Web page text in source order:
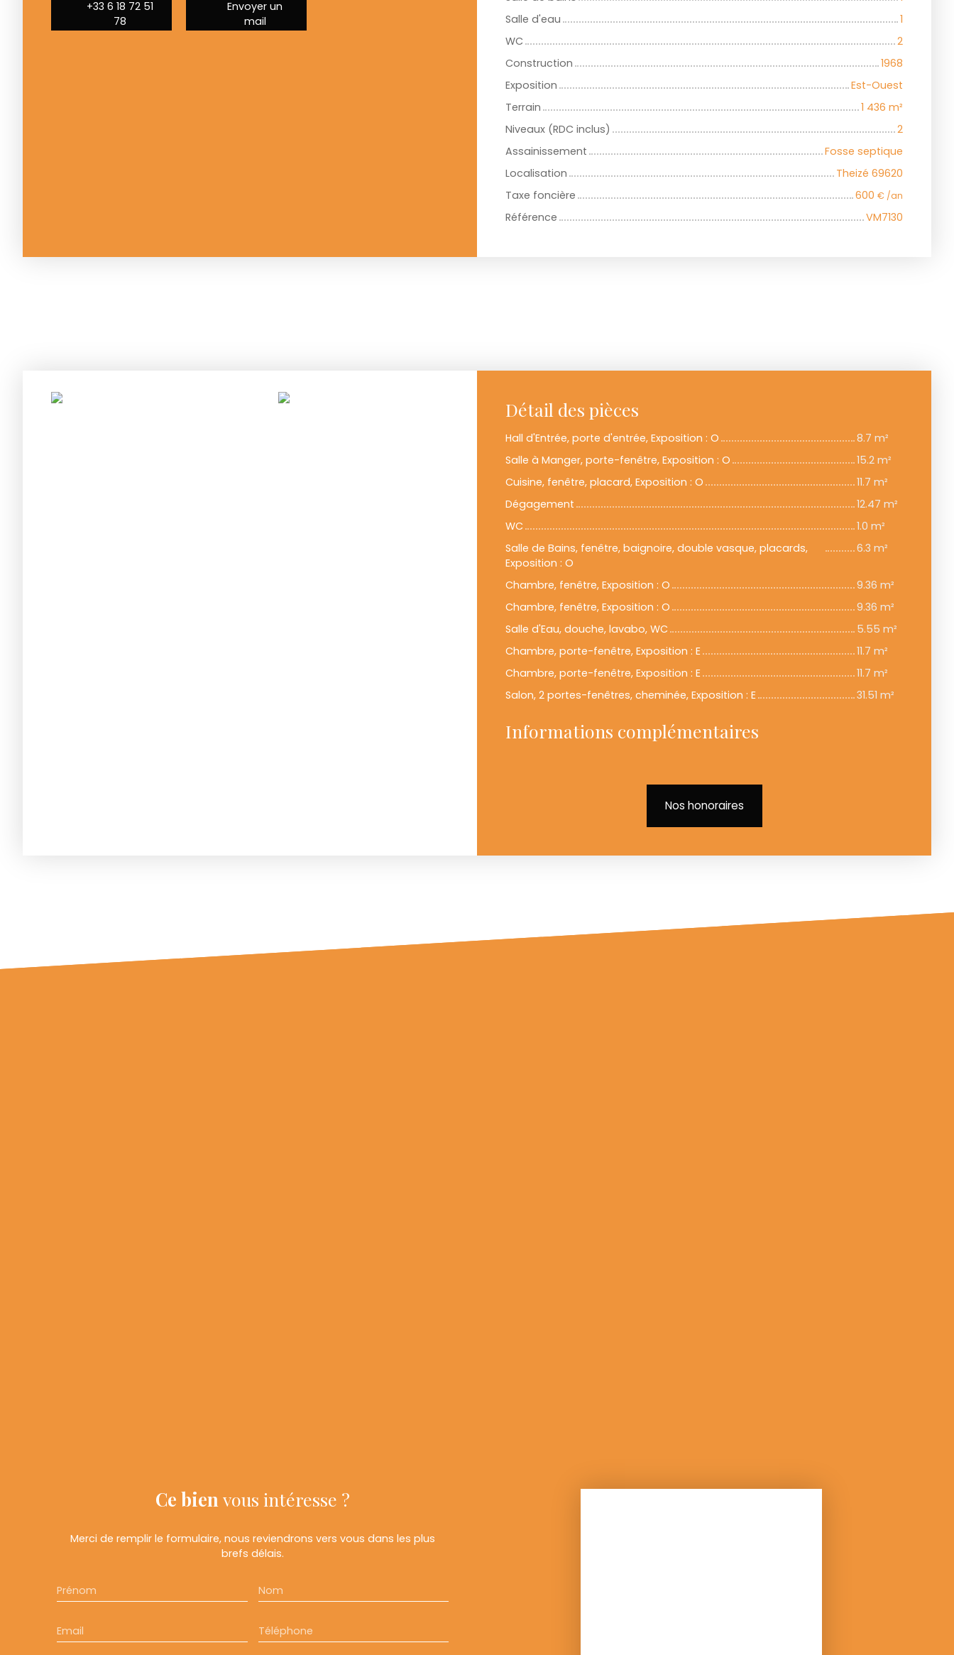
+33 6 18 72 51
78
Envoyer un
mail
Salle d'eau
1
WC
2
Construction
1968
Exposition
Est-Ouest
Terrain
1 436 m²
Niveaux (RDC inclus)
2
Assainissement
Fosse septique
Localisation
Theizé 69620
Taxe foncière
600 € /an
Référence VM7130
Détail des pièces
Hall d'Entrée, porte d'entrée, Exposition : O
8.7 m²
Salle à Manger, porte-fenêtre, Exposition : O
15.2 m²
Cuisine, fenêtre, placard, Exposition : O
11.7 m²
Dégagement
12.47 m²
WC
1.0 m²
Salle de Bains, fenêtre, baignoire, double vasque, placards,
Exposition : O
6.3 m²
Chambre, fenêtre, Exposition : O
9.36 m²
Chambre, fenêtre, Exposition : O
9.36 m²
Salle d'Eau, douche, lavabo, WC
5.55 m²
Chambre, porte-fenêtre, Exposition : E
11.7 m²
Chambre, porte-fenêtre, Exposition : E
11.7 m²
Salon, 2 portes-fenêtres, cheminée, Exposition : E
31.51 m²
Informations complémentaires
Nos honoraires
Ce bien vous intéresse ?
Merci de remplir le formulaire, nous reviendrons vers vous dans les plus
brefs délais.
Prénom Nom
Email Téléphone